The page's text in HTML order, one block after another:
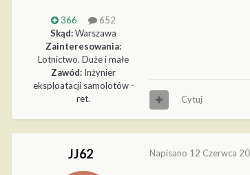
366
652
Skąd:Warszawa
Zainteresowania:
Lotnictwo. Duże i małe
Zawód: Inżynier
eksploatacji samolotów -
ret.
Cytuj
JJ62 Napisano 12 Czerwca